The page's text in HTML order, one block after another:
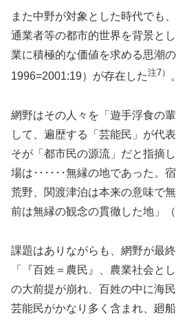
また中野が対象とした時代でも
通業者等の都市的世界を背景と
業に積極的な価値を求める思潮の
1996=2001:19）が存在した注7） 。
網野はその人々を「遊手浮食の
して、遍歴する「芸能民」が代
そが「都市民の源流」だと指摘
場は･･････無縁の地であった。
荒野、関渡津泊は本来の意味で
前は無縁の観念の貫徹した地」
課題はありながらも、網野が最
「『百姓＝農民』、農業社会と
の大前提が崩れ、百姓の中に海
芸能民がかなり多く含まれ、廻